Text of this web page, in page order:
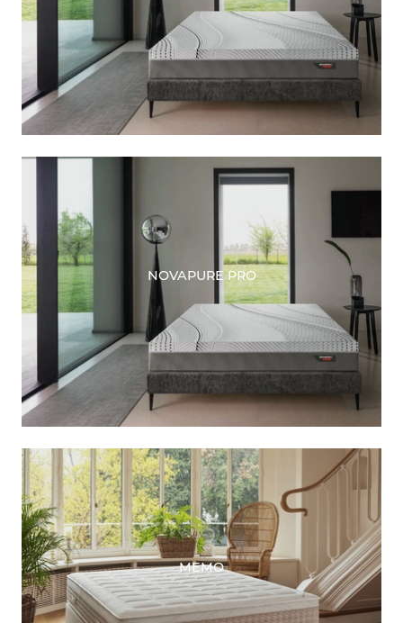
NOVAPURE PRO
MEMO